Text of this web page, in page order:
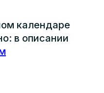
календаре
в описании